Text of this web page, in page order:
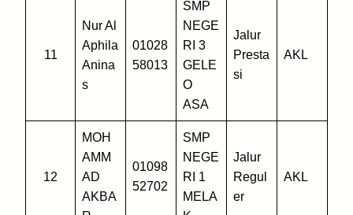
11
Nur Al
Aphila
Anina
s
01028
58013
SMP
NEGE
RI 3
GELE
O
ASA
Jalur
Presta
si
AKL
12
MOH
AMM
AD
AKBA
01098
52702
SMP
NEGE
RI 1
MELA
Jalur
Regul
er
AKL